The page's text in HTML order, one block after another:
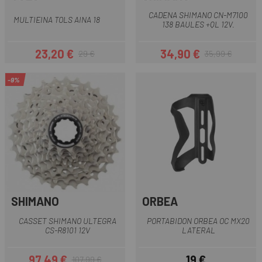
MULTIEINA TOLS AINA 18
Preu
23,20 €Preu regular
29 €
CADENA SHIMANO CN-M7100
138 BAULES +QL 12V.
Preu
34,90 €Preu regular
35,99 €
-9%
SHIMANO
CASSET SHIMANO ULTEGRA
CS-R8101 12V
107,99 €
ORBEA
PORTABIDON ORBEA OC MX20
LATERAL